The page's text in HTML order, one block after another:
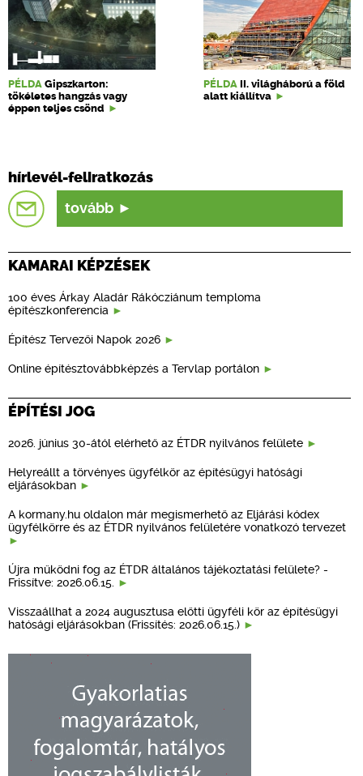
PÉLDA Gipszkarton:
tökéletes hangzás vagy
éppen teljes csönd
PÉLDA II. világháború a föld
alatt kiállítva
hírlevél-feliratkozás
tovább
KAMARAI KÉPZÉSEK
100 éves Árkay Aladár Rákócziánum temploma
építészkonferencia
Építész Tervezői Napok 2026
Online építésztovábbképzés a Tervlap portálon
ÉPÍTÉSI JOG
2026. június 30-ától elérhető az ÉTDR nyilvános felülete
Helyreállt a törvényes ügyfélkör az építésügyi hatósági
eljárásokban
A kormany.hu oldalon már megismerhető az Eljárási kódex
ügyfélkörre és az ÉTDR nyilvános felületére vonatkozó tervezet
Újra működni fog az ÉTDR általános tájékoztatási felülete? -
Frissítve: 2026.06.15.
Visszaállhat a 2024 augusztusa előtti ügyféli kör az építésügyi
hatósági eljárásokban (Frissítés: 2026.06.15.)